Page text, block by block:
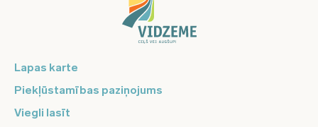
Lapas karte
Piekļūstamības paziņojums
Viegli lasīt